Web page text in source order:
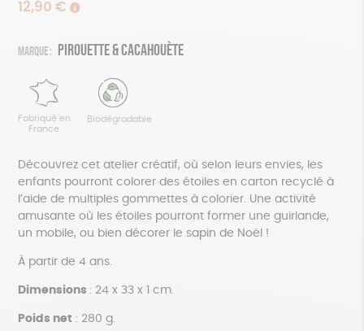
12,90 €
Marque : Pirouette & Cacahouète
Fabriqué en
France
Biodégradable
Découvrez cet atelier créatif, où selon leurs envies, les
enfants pourront colorer des étoiles en carton recyclé à
l’aide de multiples gommettes à colorier. Une activité
amusante où les étoiles pourront former une guirlande,
un mobile, ou bien décorer le sapin de Noël !
À partir de 4 ans.
Dimensions : 24 x 33 x 1 cm.
Poids net : 280 g.